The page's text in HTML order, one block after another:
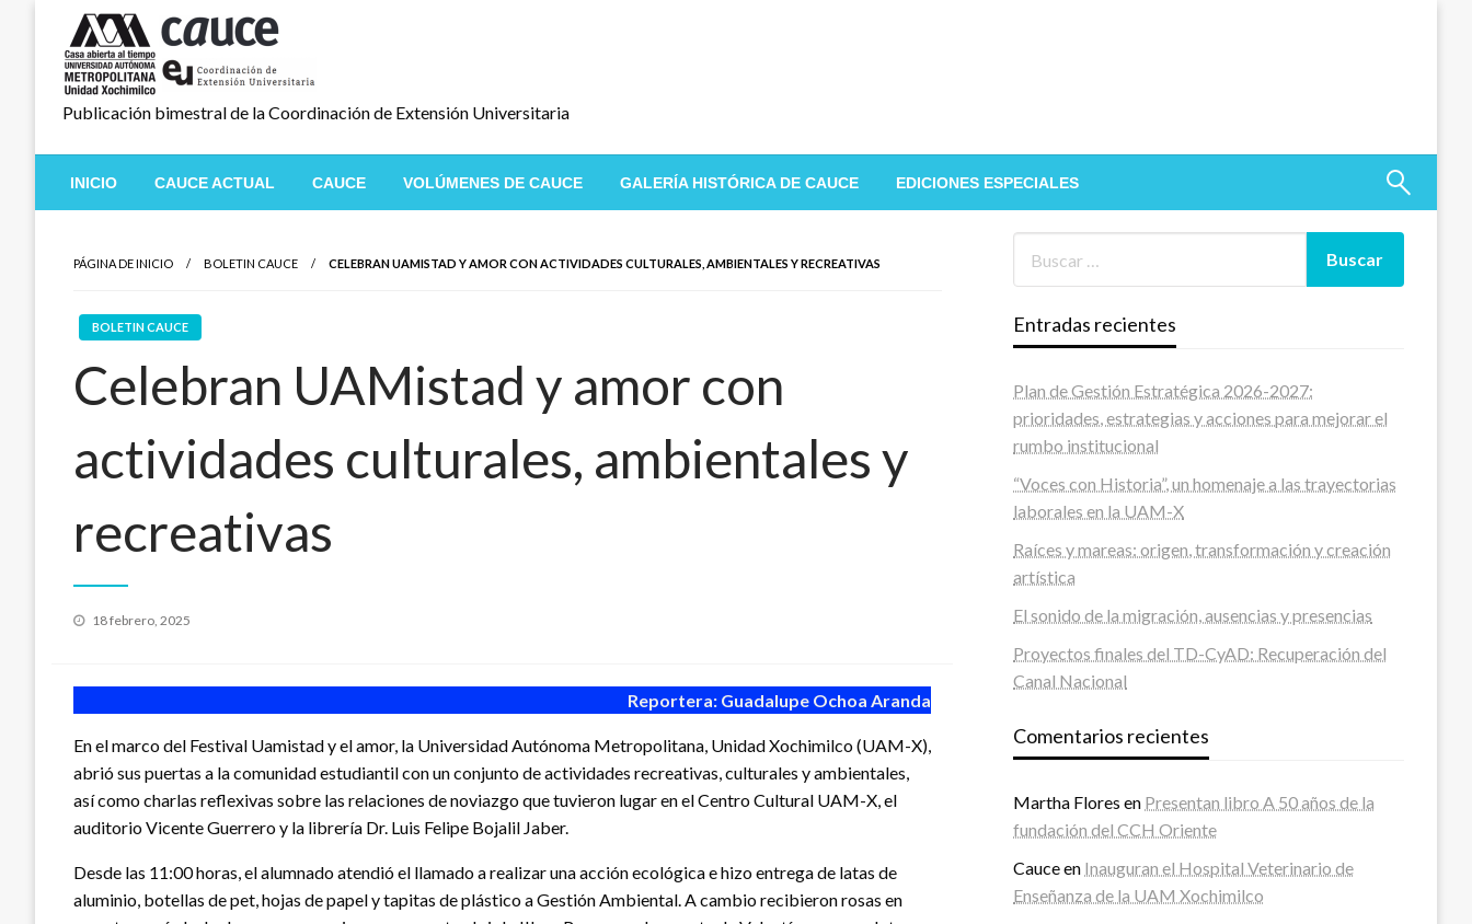
contenido
Publicación bimestral de la Coordinación de Extensión Universitaria
INICIO CAUCE ACTUAL CAUCE VOLÚMENES DE CAUCE GALERÍA HISTÓRICA DE CAUCE EDICIONES ESPECIALES
PÁGINA DE INICIO BOLETIN CAUCE CELEBRAN UAMISTAD Y AMOR CON ACTIVIDADES CULTURALES, AMBIENTALES Y RECREATIVAS
BOLETIN CAUCE
Celebran UAMistad y amor con
actividades culturales, ambientales y
recreativas
Publicado
18 febrero, 2025
Reportera: Guadalupe Ochoa Aranda
En el marco del Festival Uamistad y el amor, la Universidad Autónoma Metropolitana, Unidad Xochimilco (UAM-X),
abrió sus puertas a la comunidad estudiantil con un conjunto de actividades recreativas, culturales y ambientales,
así como charlas reflexivas sobre las relaciones de noviazgo que tuvieron lugar en el Centro Cultural UAM-X, el
auditorio Vicente Guerrero y la librería Dr. Luis Felipe Bojalil Jaber.
Desde las 11:00 horas, el alumnado atendió el llamado a realizar una acción ecológica e hizo entrega de latas de
aluminio, botellas de pet, hojas de papel y tapitas de plástico a Gestión Ambiental. A cambio recibieron rosas en
Entradas recientes
Plan de Gestión Estratégica 2026-2027:
prioridades, estrategias y acciones para mejorar el
rumbo institucional
“Voces con Historia”, un homenaje a las trayectorias
laborales en la UAM-X
Raíces y mareas: origen, transformación y creación
artística
El sonido de la migración, ausencias y presencias
Proyectos finales del TD-CyAD: Recuperación del
Canal Nacional
Comentarios recientes
Martha Flores en Presentan libro A 50 años de la
fundación del CCH Oriente
Cauceen Inauguran el Hospital Veterinario de
Enseñanza de la UAM Xochimilco